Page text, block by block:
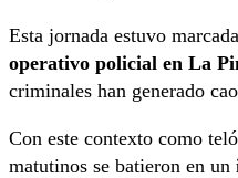
Esta jornada estuvo
operativo policial en La
criminales han generado
Con este contexto como
matutinos se batieron en un